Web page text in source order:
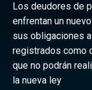
Los deudores de
enfrentan un
sus obligaciones
registrados como
que no podrán
la nueva ley